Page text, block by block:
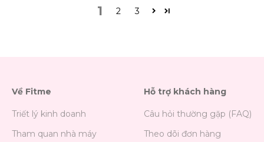
1 2 3
Về Fitme
Triết lý kinh doanh
Tham quan nhà máy
Hỗ trợ khách hàng
Câu hỏi thường gặp (FAQ)
Theo dõi đơn hàng